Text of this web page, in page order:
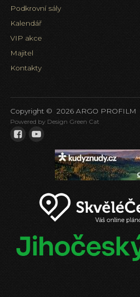
Podkrovní sály
Kalendář
VIP akce
Majitel
Kontakty
Copyright © 2026 ARGO PROFILM
Powered by Design Green Cat